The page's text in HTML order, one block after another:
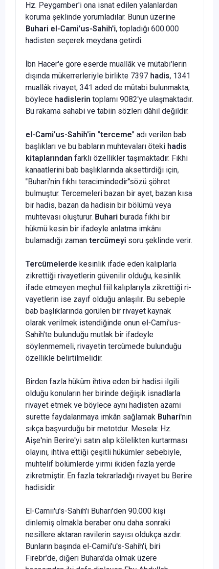
Hz. Peygamber'i ona isnat edilen yalanlardan
koruma şeklinde yorumladılar. Bunun üzerine
Buhari el-Cami'us-Sahih'i, topladığı 600.000
hadisten seçerek meydana getirdi.
İbn Hacer'e göre eserde muallâk ve mütabi'lerin
dışında mükerrerleriyle birlikte 7397 hadis, 1341
muallâk rivayet, 341 aded de mütabi bu­lunmakta,
böylece hadislerin toplamı 9082'ye ulaşmaktadır.
Bu rakama sahabi ve tabiin sözleri dâhil değildir.
el-Cami'us-Sahih'in "terceme" adı verilen bab
başlıkları ve bu babların muhtevaları öteki hadis
kitaplarından farklı özellikler taşımaktadır. Fıkhi
kanaatlerini bab başlıklarında aksettirdiği için,
"Buhari'nin fıkhı teracimindedir"sözü şöhret
bulmuştur. Tercemeleri bazan bir ayet, bazan kısa
bir hadis, bazan da hadisin bir bölümü veya
muhtevası oluşturur. Bu­hari burada fıkhi bir
hükmü kesin bir ifadeyle anlatma imkânı
bulamadığı zaman tercümeyi soru şeklinde verir.
Tercümelerde kesinlik ifade eden kalıplarla
zikrettiği rivayetlerin gü­venilir olduğu, kesinlik
ifade etmeyen meçhul fiil kalıplarıyla zikrettiği ri­
vayetlerin ise zayıf olduğu anlaşılır. Bu sebeple
bab başlıklarında görülen bir rivayet kaynak
olarak verilmek istendiğinde onun el-Cami'us-
Sahih'te bulunduğu mutlak bir ifadeyle
söylenmemeli, rivayetin tercümede bulun­duğu
özellikle belirtilmelidir.
Birden fazla hüküm ihtiva eden bir hadisi ilgili
olduğu konuların her birinde değişik isnadlarla
rivayet etmek ve böylece aynı hadisten azami
surette faydalanmaya imkân sağlamak Buhari'nin
sıkça başvurduğu bir metotdur. Mesela: Hz.
Aişe'nin Berire'yi satın alıp kölelikten kurtarması
olayını, ihtiva ettiği çeşitli hükümler sebebiyle,
muhtelif bölümlerde yir­mi ikiden fazla yerde
zikretmiştir. En fazla tekrarladığı rivayet bu Berire
hadisidir.
El-Camii'u's-Sahih'i Buhari'den 90.000 kişi
dinlemiş olmakla beraber onu daha sonraki
nesillere aktaran ravilerin sayısı oldukça azdır.
Bunların başında el-Camii'u's-Sahih'i, biri
Firebr'de, diğeri Buhara'da olmak üzere